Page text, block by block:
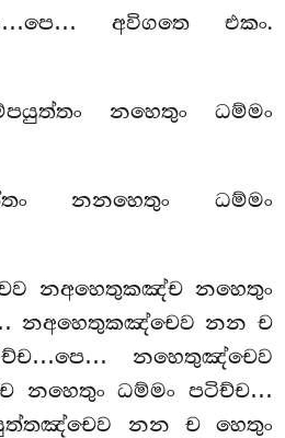
අවිගතෙ එකං.
නහෙතුං ධම්මං
නනහෙතුං ධම්මං
නඅහෙතුකඤ්ච නහෙතුං
නඅහෙතුකඤ්චෙව නන ච
නහෙතුඤ්චෙව
නහෙතුං ධම්මං පටිච්ච…
නන ච හෙතුං